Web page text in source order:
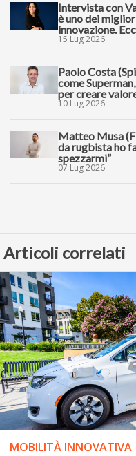
Intervista con
è uno dei
innovazione.
15 Lug 2026
Paolo Costa
come
per creare
10 Lug 2026
Matteo Musa
da rugbista ho
spezzarmi”
07 Lug 2026
Articoli correlati
MOBILITÀ INNOVATIVA